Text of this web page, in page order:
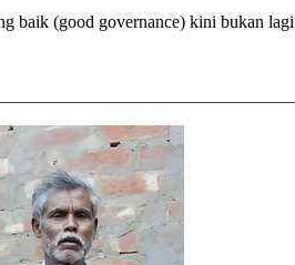
baik (good governance) kini bukan